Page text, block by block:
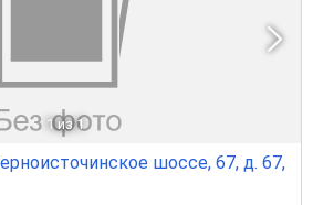
1 из 1
шоссе, 67, д. 67,